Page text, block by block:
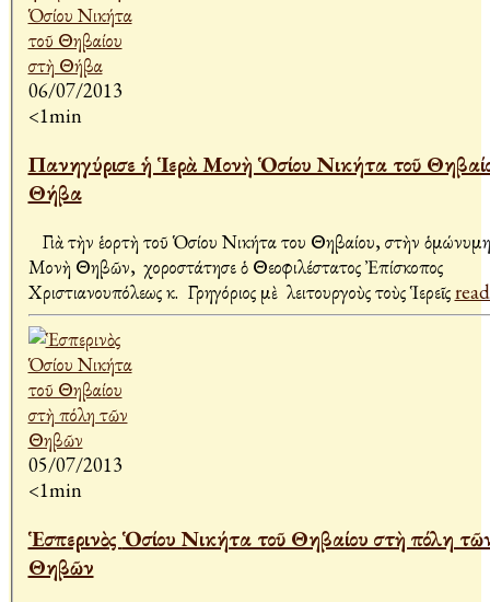
06/07/2013
<1min
Πανηγύρισε ἡ Ἱερὰ Μονὴ Ὁσίου Νικήτα τοῦ
Θήβα
Γιὰ τὴν ἑορτὴ τοῦ Ὁσίου Νικήτα του Θηβαίου, στὴν
Μονὴ Θηβῶν, χοροστάτησε ὁ Θεοφιλέστατος Ἐπίσκοπος
Χριστιανουπόλεως κ. Γρηγόριος μὲ λειτουργοὺς τοὺς Ἱερεῖς
05/07/2013
<1min
Ἑσπερινὸς Ὁσίου Νικήτα τοῦ Θηβαίου στὴ πόλη τῶν
Θηβῶν